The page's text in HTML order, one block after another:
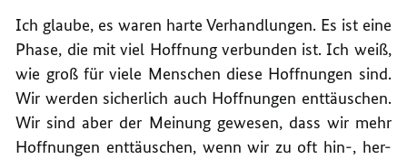
Ich glaube, es waren harte Verhandlungen. Es ist eine
Phase, die mit viel Hoffnung verbunden ist. Ich weiß,
wie groß für viele Menschen diese Hoffnungen sind.
Wir werden sicherlich auch Hoffnungen enttäuschen.
Wir sind aber der Meinung gewesen, dass wir mehr
Hoffnungen enttäuschen, wenn wir zu oft hin-, her-